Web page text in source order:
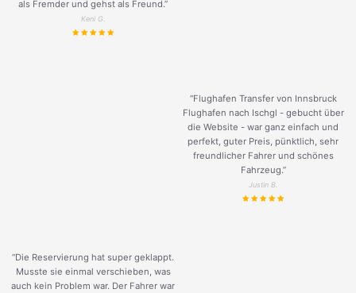
als Fremder und gehst als Freund.”
Keni G.
“Flughafen Transfer von Innsbruck
Flughafen nach Ischgl - gebucht über
die Website - war ganz einfach und
perfekt, guter Preis, pünktlich, sehr
freundlicher Fahrer und schönes
Fahrzeug.”
Justin B.
“Die Reservierung hat super geklappt.
Musste sie einmal verschieben, was
auch kein Problem war. Der Fahrer war